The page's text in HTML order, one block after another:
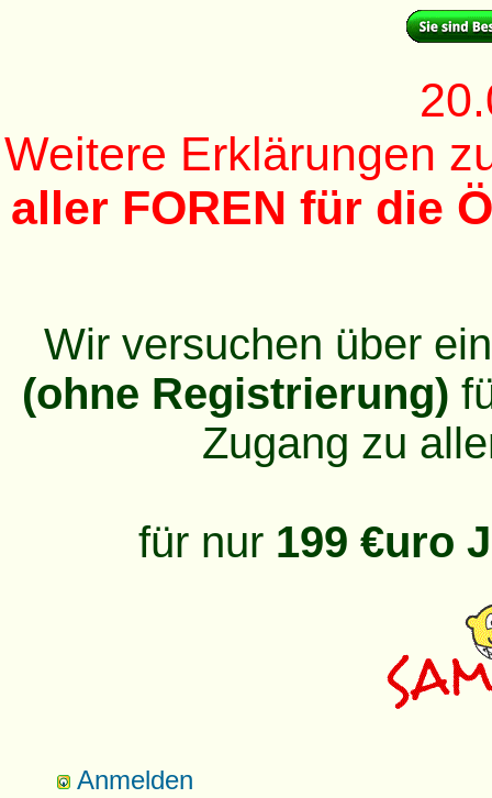
Weitere Erklärungen
aller FOREN für die
Wir versuchen über
(ohne Registrierung)
Zugang zu
für nur 199 €uro
Anmelden